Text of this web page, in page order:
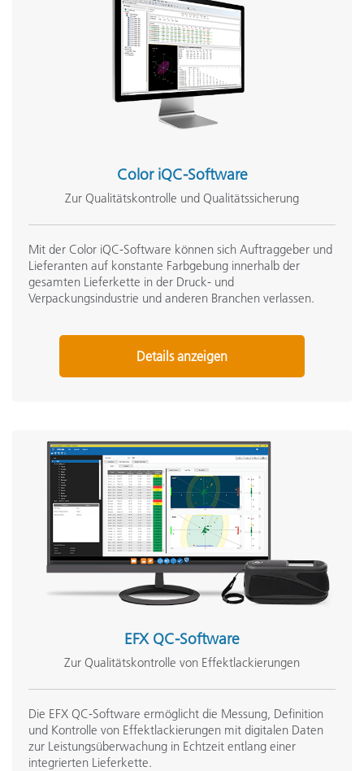
Color iQC-Software
Zur Qualitätskontrolle und Qualitätssicherung
Mit der Color iQC-Software können sich Auftraggeber und
Lieferanten auf konstante Farbgebung innerhalb der
gesamten Lieferkette in der Druck- und
Verpackungsindustrie und anderen Branchen verlassen.
Details anzeigen
EFX QC-Software
Zur Qualitätskontrolle von Effektlackierungen
Die EFX QC-Software ermöglicht die Messung, Definition
und Kontrolle von Effektlackierungen mit digitalen Daten
zur Leistungsüberwachung in Echtzeit entlang einer
integrierten Lieferkette.